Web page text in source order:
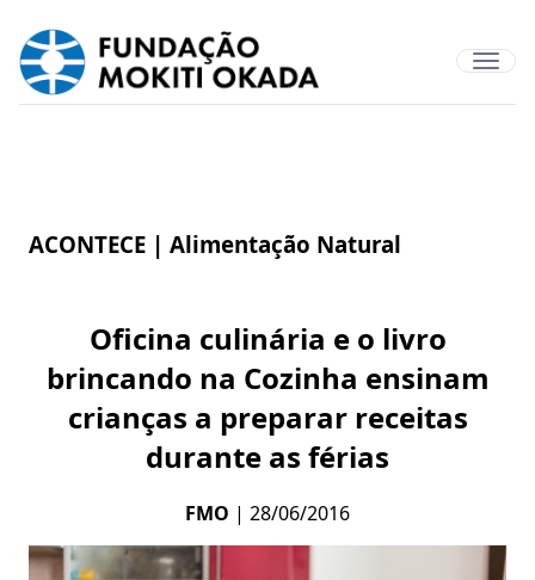
ACONTECE | Alimentação Natural
Oficina culinária e o livro
brincando na Cozinha ensinam
crianças a preparar receitas
durante as férias
FMO | 28/06/2016